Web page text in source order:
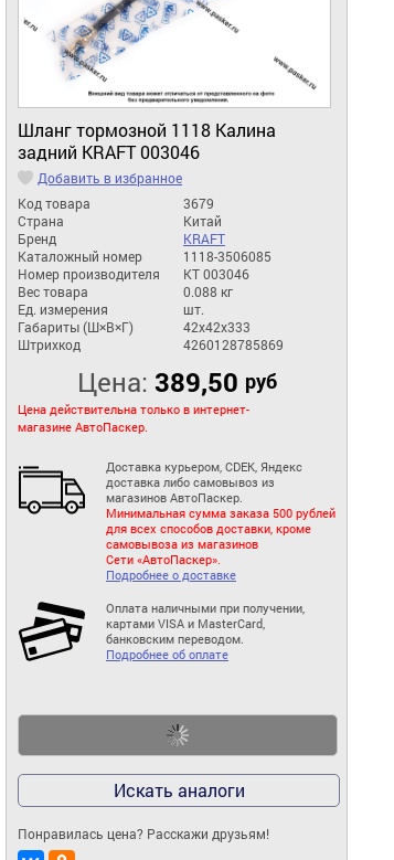
Шланг тормозной 1118 Калина
задний KRAFT 003046
Добавить в избранное
Код товара
3679
Страна
Китай
Бренд
KRAFT
Каталожный номер
1118-3506085
Номер производителя
KT 003046
Вес товара
0.088 кг
Ед. измерения
шт.
Габариты (Ш×В×Г)
42x42x333
Штрихкод
4260128785869
Цена: 389,50 руб
Цена действительна только в интернет-
магазине АвтоПаскер.
Доставка курьером, CDEK, Яндекс
доставка либо самовывоз из
магазинов АвтоПаскер.
Минимальная сумма заказа 500 рублей
для всех способов доставки, кроме
самовывоза из магазинов
Сети «АвтоПаскер».
Подробнее о доставке
Оплата наличными при получении,
картами VISA и MasterCard,
банковским переводом.
Подробнее об оплате
Искать аналоги
Понравилась цена? Расскажи друзьям!